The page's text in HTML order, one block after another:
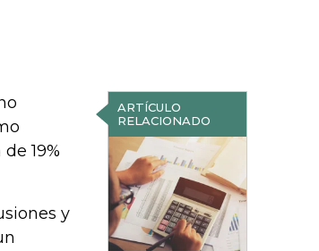
ARTÍCULO
RELACIONADO
19%
y